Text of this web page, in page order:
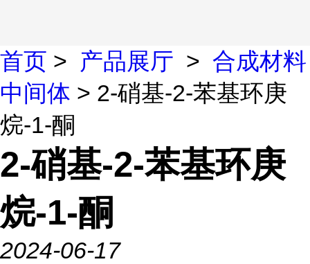
首页 > 产品展厅 > 合成材料
中间体 > 2-硝基-2-苯基环庚
烷-1-酮
2-硝基-2-苯基环庚
烷-1-酮
2024-06-17